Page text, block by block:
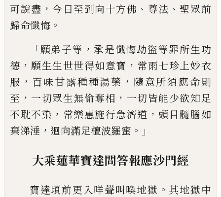
可說盡 ， 今 日至到向十方佛 、 尊法 、聖眾前
歸命懺悔 。
「願弟子等 ，承是懺悔劫盜等罪所生功
德 ， 願生生世世得如意寶 ， 常雨七珍上妙衣
服 ， 百味甘露種種湯藥 ， 隨意所須應命則
至 ， 一切眾生無偷奪相 ， 一切皆能少欲知足
不耽不染 ， 常樂惠施行急濟道 ，頭目髓腦如
棄涕涶 ， 迴向滿足檀波羅蜜 。」
大乘蓮華寶達問答報應沙門經
寶達頃前更入咩聲叫喚地獄 。其地獄中